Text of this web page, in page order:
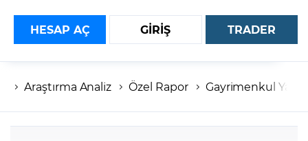
HESAP AÇ GİRİŞ
Hesap numaranız
Şifreniz
TRADER
Araştırma Analiz Özel Rapor Gayrimenkul